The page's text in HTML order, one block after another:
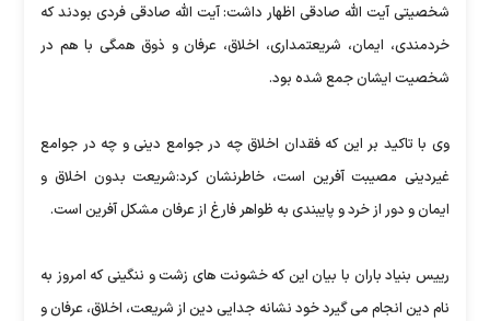
شخصیتی آیت الله صادقی اظهار داشت: آیت الله صادقی فردی بودند که
خردمندی، ایمان، شریعتمداری، اخلاق، عرفان و ذوق همگی با هم در
شخصیت ایشان جمع شده بود.
وی با تاکید بر این که فقدان اخلاق چه در جوامع دینی و چه در جوامع
غیردینی مصیبت آفرین است، خاطرنشان کرد:شریعت بدون اخلاق و
ایمان و دور از خرد و پایبندی به ظواهر فارغ از عرفان مشکل آفرین است.
رییس بنیاد باران با بیان این که خشونت های زشت و ننگینی که امروز به
نام دین انجام می گیرد خود نشانه جدایی دین از شریعت، اخلاق، عرفان و